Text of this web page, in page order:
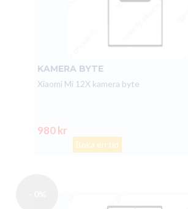
KAMERA BYTE
Xiaomi Mi 12X kamera byte
980 kr
Boka en tid